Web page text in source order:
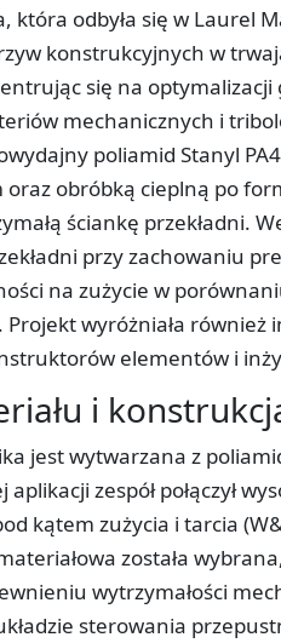
która odbyła się w Laurel
konstrukcyjnych w
się na
mechanicznych i
poliamid Stanyl
oraz obróbką cieplną po
ściankę przekładni.
przy zachowaniu
na zużycie w
wyróżniała
elementów i
i
jest wytwarzana z
zespół połączył
kątem zużycia i tarcia
została
wytrzymałości
sterowania